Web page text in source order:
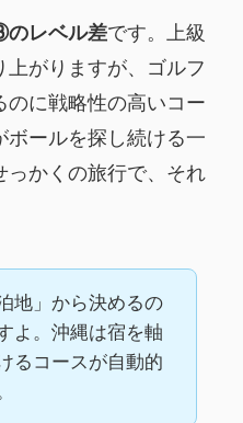
レベル差です。上級
がりますが、ゴルフ
のに戦略性の高いコー
ボールを探し続ける一
っかくの旅行で、それ
地」から決めるの
よ。沖縄は宿を軸
るコースが自動的